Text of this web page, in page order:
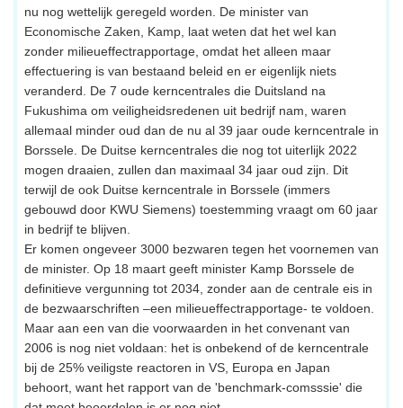
nu nog wettelijk geregeld worden. De minister van
Economische Zaken, Kamp, laat weten dat het wel kan
zonder milieueffectrapportage, omdat het alleen maar
effectuering is van bestaand beleid en er eigenlijk niets
veranderd. De 7 oude kerncentrales die Duitsland na
Fukushima om veiligheidsredenen uit bedrijf nam, waren
allemaal minder oud dan de nu al 39 jaar oude kerncentrale in
Borssele. De Duitse kerncentrales die nog tot uiterlijk 2022
mogen draaien, zullen dan maximaal 34 jaar oud zijn. Dit
terwijl de ook Duitse kerncentrale in Borssele (immers
gebouwd door KWU Siemens) toestemming vraagt om 60 jaar
in bedrijf te blijven.
Er komen ongeveer 3000 bezwaren tegen het voornemen van
de minister. Op 18 maart geeft minister Kamp Borssele de
definitieve vergunning tot 2034, zonder aan de centrale eis in
de bezwaarschriften –een milieueffectrapportage- te voldoen.
Maar aan een van die voorwaarden in het convenant van
2006 is nog niet voldaan: het is onbekend of de kerncentrale
bij de 25% veiligste reactoren in VS, Europa en Japan
behoort, want het rapport van de 'benchmark-comsssie' die